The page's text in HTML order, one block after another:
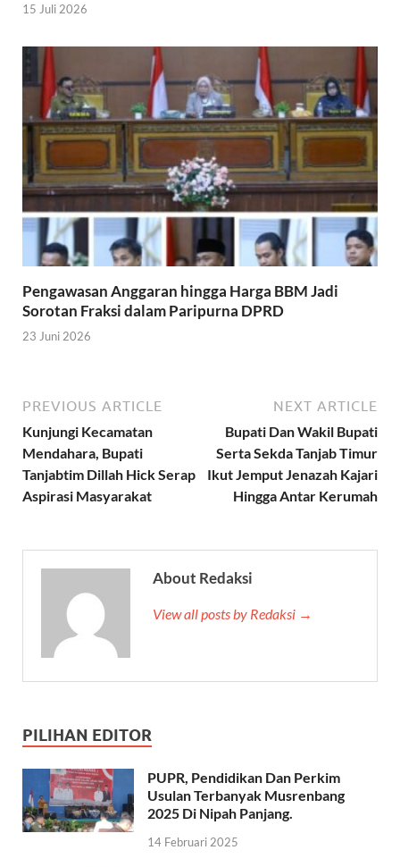
15 Juli 2026
Pengawasan Anggaran hingga Harga BBM Jadi
Sorotan Fraksi dalam Paripurna DPRD
23 Juni 2026
PREVIOUS ARTICLE
Kunjungi Kecamatan
Mendahara, Bupati
Tanjabtim Dillah Hick Serap
Aspirasi Masyarakat
NEXT ARTICLE
Bupati Dan Wakil Bupati
Serta Sekda Tanjab Timur
Ikut Jemput Jenazah Kajari
Hingga Antar Kerumah
About Redaksi
View all posts by Redaksi →
PILIHAN EDITOR
PUPR, Pendidikan Dan Perkim
Usulan Terbanyak Musrenbang
2025 Di Nipah Panjang.
14 Februari 2025